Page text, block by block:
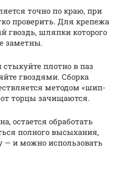
точно по краю, при
проверить. Для крепежа
гвоздь, шляпки которого
заметны.
плотно в паз
гвоздями. Сборка
методом «шип-
торцы зачищаются.
остается обработать
полного высыхания,
— и можно использовать